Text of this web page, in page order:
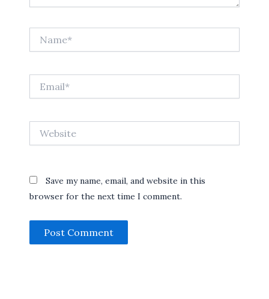
Save my name, email, and website in this
browser for the next time I comment.